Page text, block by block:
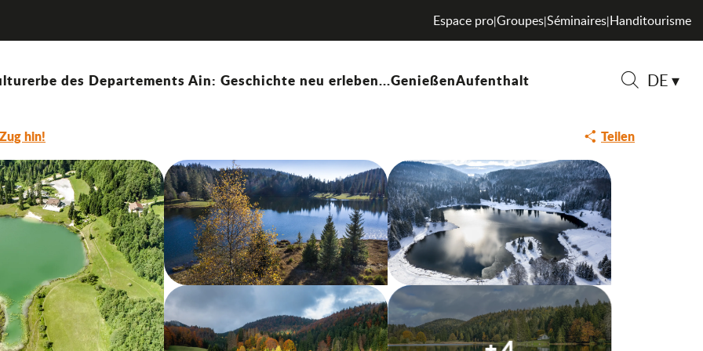
DE
Espace pro|Groupes|Séminaires|Handitourisme
des Departements Ain: Geschichte neu erleben...GenießenAufenthalt
hin! Teilen